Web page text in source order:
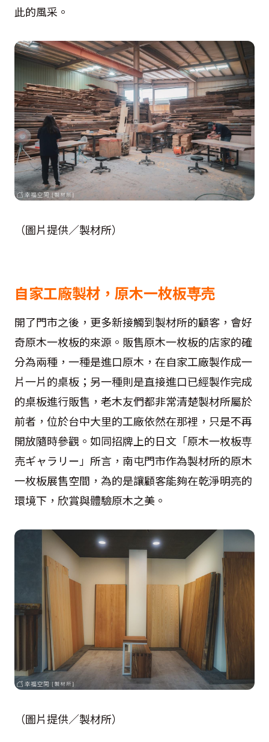
此的風采。
（圖片提供／製材所）
自家工廠製材，原木一枚板専売
開了門市之後，更多新接觸到製材所的顧客，會好
奇原木一枚板的來源。販售原木一枚板的店家的確
分為兩種，一種是進口原木，在自家工廠製作成一
片一片的桌板；另一種則是直接進口已經製作完成
的桌板進行販售，老木友們都非常清楚製材所屬於
前者，位於台中大里的工廠依然在那裡，只是不再
開放隨時參觀。如同招牌上的日文「原木一枚板専
売ギャラリー」所言，南屯門市作為製材所的原木
一枚板展售空間，為的是讓顧客能夠在乾淨明亮的
環境下，欣賞與體驗原木之美。
（圖片提供／製材所）